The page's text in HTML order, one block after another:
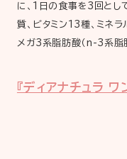
に、1日の食事を3回とし
質、ビタミン13種、ミネラ
メガ3系脂肪酸（n-3系脂
『ディアナチュラ ワ